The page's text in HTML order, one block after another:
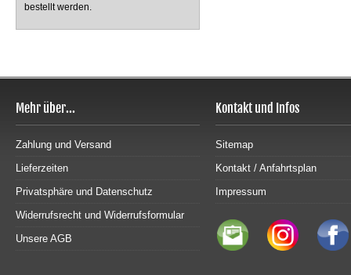
bestellt werden.
Mehr über...
Zahlung und Versand
Lieferzeiten
Privatsphäre und Datenschutz
Widerrufsrecht und Widerrufsformular
Unsere AGB
Kontakt und Infos
Sitemap
Kontakt / Anfahrtsplan
Impressum